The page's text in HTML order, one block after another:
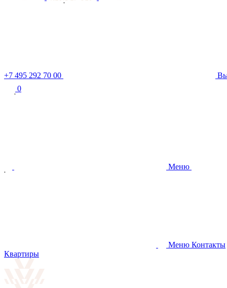
+7 495 292 70 00 В
0
Меню
Меню Контакты
Квартиры